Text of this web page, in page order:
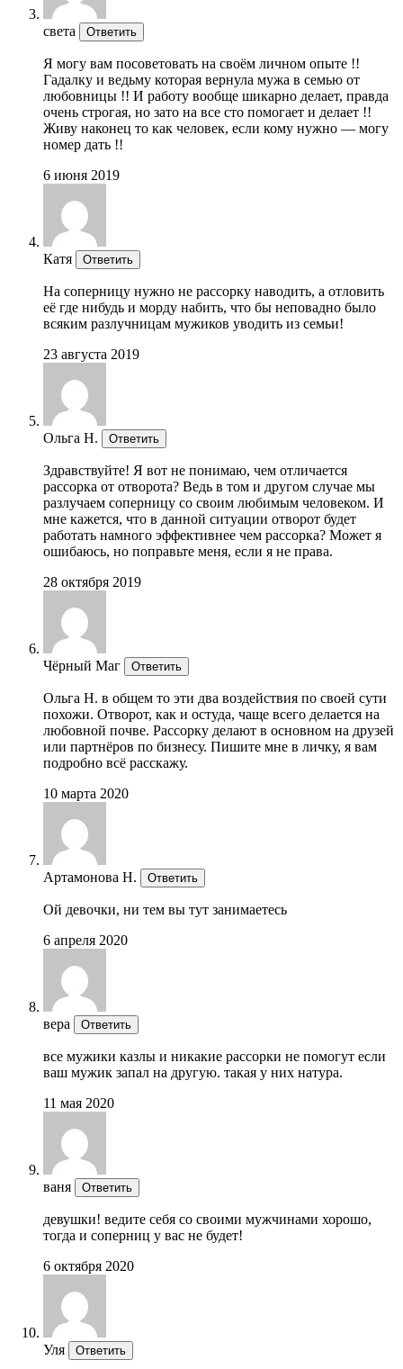
света Ответить
Я могу вам посоветовать на своём личном опыте !!
Гадалку и ведьму которая вернула мужа в семью от
любовницы !! И работу вообще шикарно делает, правда
очень строгая, но зато на все сто помогает и делает !!
Живу наконец то как человек, если кому нужно — могу
номер дать !!
6 июня 2019
Катя Ответить
На соперницу нужно не рассорку наводить, а отловить
её где нибудь и морду набить, что бы неповадно было
всяким разлучницам мужиков уводить из семьи!
23 августа 2019
Ольга Н. Ответить
Здравствуйте! Я вот не понимаю, чем отличается
рассорка от отворота? Ведь в том и другом случае мы
разлучаем соперницу со своим любимым человеком. И
мне кажется, что в данной ситуации отворот будет
работать намного эффективнее чем рассорка? Может я
ошибаюсь, но поправьте меня, если я не права.
28 октября 2019
Чёрный Маг Ответить
Ольга Н. в общем то эти два воздействия по своей сути
похожи. Отворот, как и остуда, чаще всего делается на
любовной почве. Рассорку делают в основном на друзей
или партнёров по бизнесу. Пишите мне в личку, я вам
подробно всё расскажу.
10 марта 2020
Артамонова Н. Ответить
Ой девочки, ни тем вы тут занимаетесь
6 апреля 2020
вера Ответить
все мужики казлы и никакие рассорки не помогут если
ваш мужик запал на другую. такая у них натура.
11 мая 2020
ваня Ответить
девушки! ведите себя со своими мужчинами хорошо,
тогда и соперниц у вас не будет!
6 октября 2020
Уля Ответить